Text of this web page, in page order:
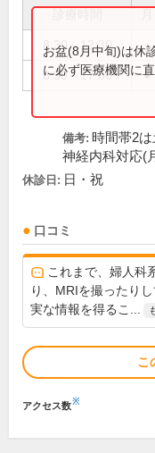
8:30～12:30
8:30～17:00 ●
お盆(8月中旬)は休
に必ず医療機関に
備考: 時間帯2
神経内科対応(
休診日: 日・祝
口コミ
これまで、婦人科
り、MRIを撮ったり
実な情報を得るこ...
こ
アクセス数※